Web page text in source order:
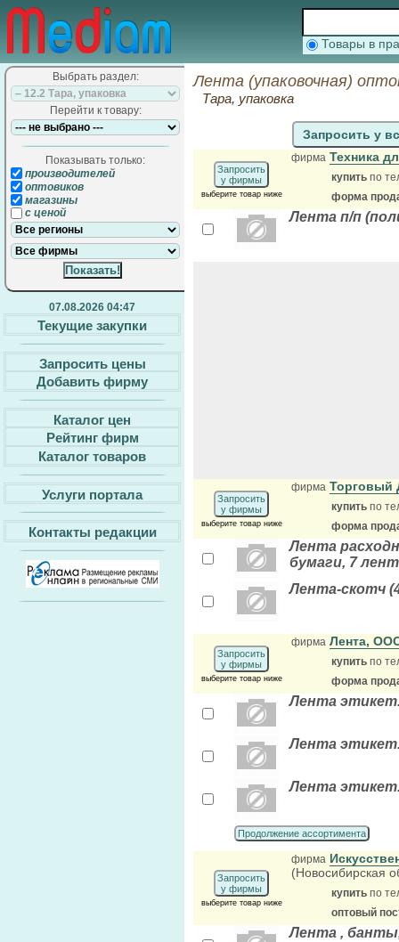
Товары в
Выбрать раздел:
Перейти к товару:
Показывать только:
производителей
оптовиков
магазины
с ценой
07.08.2026 04:47
Текущие закупки
Запросить цены
Добавить фирму
Каталог цен
Рейтинг фирм
Каталог товаров
Услуги портала
Контакты редакции
Лента (упаковочная)
Тара, упаковка
Запросить у
Запросить
у фирмы
выберите товар ниже
фирма Техника
купить по
форма
Лента п/п
Запросить
у фирмы
выберите товар ниже
фирма Торговый
купить по
форма
Лента
бумаги, 7
Лента-скотч
Запросить
у фирмы
выберите товар ниже
фирма Лента,
купить по
форма
Лента
Лента
Лента
Продолжение ассортимента
Запросить
у фирмы
выберите товар ниже
фирма
(Новосибирская
купить по
оптовый
Лента ,